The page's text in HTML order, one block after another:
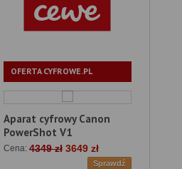
OFERTA CYFROWE.PL
Aparat cyfrowy Canon
PowerShot V1
Cena: 4349 zł 3649 zł
Sprawdź